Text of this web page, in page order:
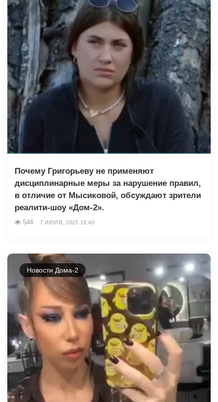
Почему Григорьеву не применяют
дисциплинарные меры за нарушение правил,
в отличие от Мысиковой, обсуждают зрители
реалити-шоу «Дом-2».
544 7 ИЮЛЯ, 2025 19:40
Новости Дома-2